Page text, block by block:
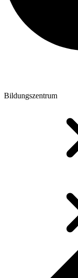
Bildungszentrum